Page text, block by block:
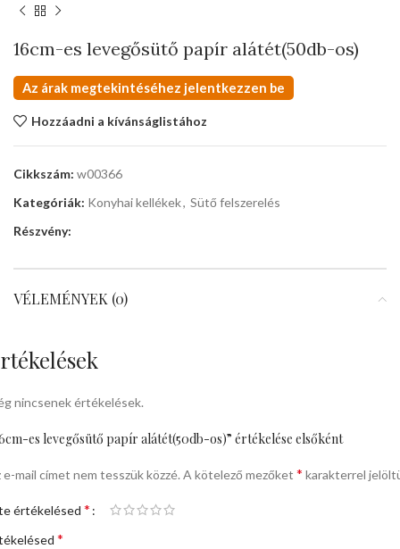
16cm-es levegősütő papír alátét(50db-os)
Az árak megtekintéséhez jelentkezzen be
Hozzáadni a kívánságlistához
Cikkszám: w00366
Kategóriák: Konyhai kellékek, Sütő felszerelés
Részvény:
VÉLEMÉNYEK (0)
nincsenek értékelések.
es levegősütő papír alátét(50db-os)” értékelése elsőként
e-mail címet nem tesszük közzé. A kötelező mezőket * karakterrel
értékelésed *
*